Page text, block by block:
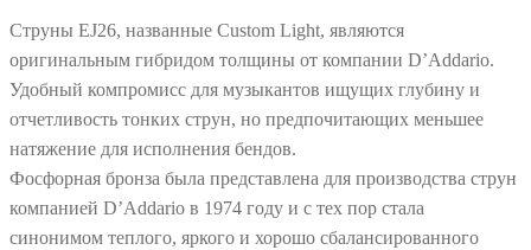
Струны EJ26, названные Custom Light, являются
оригинальным гибридом толщины от компании D’Addario.
Удобный компромисс для музыкантов ищущих глубину и
отчетливость тонких струн, но предпочитающих меньшее
натяжение для исполнения бендов.
Фосфорная бронза была представлена для производства струн
компанией D’Addario в 1974 году и с тех пор стала
синонимом теплого, яркого и хорошо сбалансированного